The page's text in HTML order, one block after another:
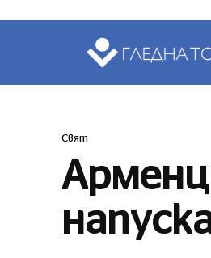
Свят